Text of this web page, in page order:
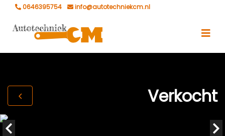
0646395754 info@autotechniekcm.nl
Verkocht